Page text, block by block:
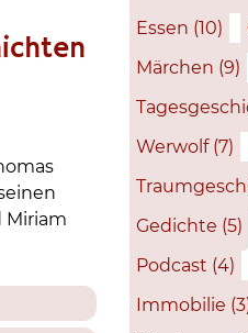
Miriam
Essen (10)
Märchen (9)
Werwolf (7)
Gedichte (5)
Podcast (4)
Immobilie